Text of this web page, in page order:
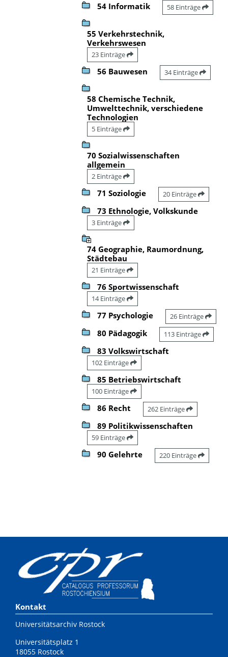
54 Informatik 58 Einträge
55 Verkehrstechnik,
Verkehrswesen
23 Einträge
56 Bauwesen 34 Einträge
58 Chemische Technik,
Umwelttechnik, verschiedene
Technologien
5 Einträge
70 Sozialwissenschaften
allgemein
2 Einträge
71 Soziologie 20 Einträge
73 Ethnologie, Volkskunde
3 Einträge
74 Geographie, Raumordnung,
Städtebau
21 Einträge
76 Sportwissenschaft
14 Einträge
77 Psychologie 26 Einträge
80 Pädagogik 113 Einträge
83 Volkswirtschaft
102 Einträge
85 Betriebswirtschaft
100 Einträge
86 Recht 262 Einträge
89 Politikwissenschaften
59 Einträge
90 Gelehrte 220 Einträge
Kontakt
Universitätsarchiv Rostock
Universitätsplatz 1
18055 Rostock